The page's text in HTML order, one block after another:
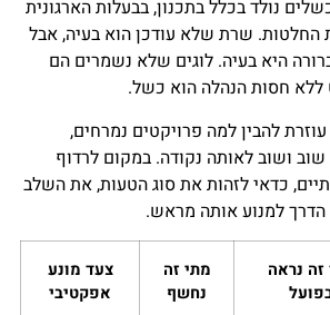
נולד בכלל בתכנון, בבעלות הארגונית
החלטות. שרת שלא עודכן הוא בעיה, אבל
היא בעיה. לוגים שלא נשמרים הם
ללא חסות הנהלה הוא כשל.
להבין למה פרויקטים נמרחים,
שוב ושוב לאותה נקודה. במקום לרדוף
כדאי לזהות את סוג הטעות, את השלב
למנוע אותה מראש.
זה נראה
מתי זה
נחשף
צעד מונע
אפקטיבי